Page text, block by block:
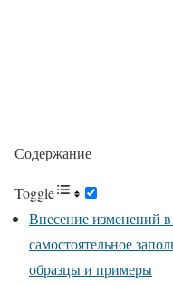
Содержание
Toggle
Внесение изменений
самостоятельное
образцы и примеры